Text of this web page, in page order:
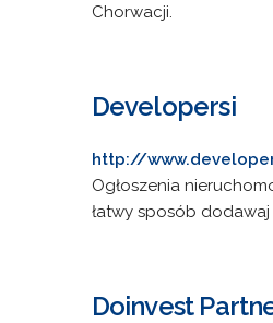
Chorwacji.
Developersi
http://
Ogłoszenia
łatwy sposób dodawaj
Doinvest